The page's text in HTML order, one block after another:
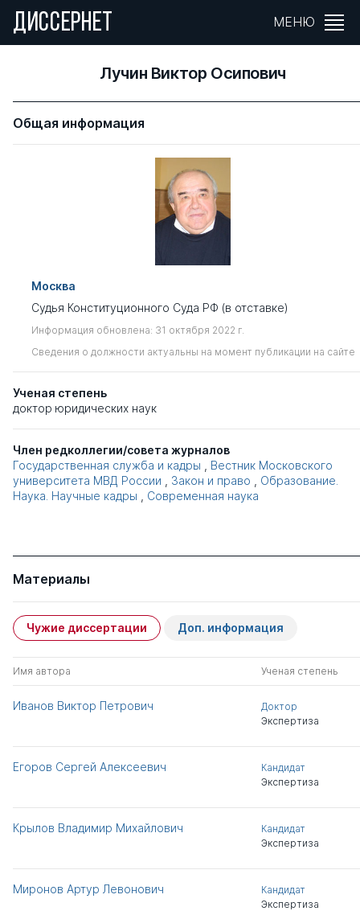
ДИССЕРНЕТ МЕНЮ
Лучин Виктор Осипович
Общая информация
Москва
Судья Конституционного Суда РФ (в отставке)
Информация обновлена: 31 октября 2022 г.
Сведения о должности актуальны на момент публикации на сайте
Ученая степень
доктор юридических наук
Член редколлегии/совета журналов
Государственная служба и кадры
Вестник Московского
университета МВД России
Закон и право
Образование.
Наука. Научные кадры
Современная наука
Материалы
Чужие диссертации Доп. информация
Имя автора Ученая степень
Иванов Виктор Петрович
Доктор
Экспертиза
Егоров Сергей Алексеевич
Кандидат
Экспертиза
Крылов Владимир Михайлович
Кандидат
Экспертиза
Миронов Артур Левонович
Кандидат
Экспертиза